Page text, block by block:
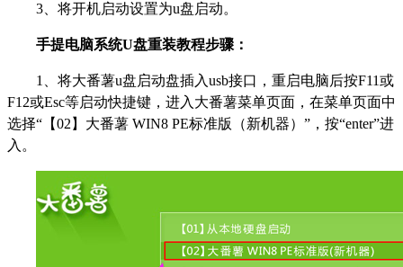
3、将开机启动设置为u盘启动。
手提电脑系统U盘重装教程步骤：
1、将大番薯u盘启动盘插入usb接口，重启电脑后按F11或
F12或Esc等启动快捷键，进入大番薯菜单页面，在菜单页面中
选择“【02】大番薯 WIN8 PE标准版（新机器）”，按“enter”进
入。